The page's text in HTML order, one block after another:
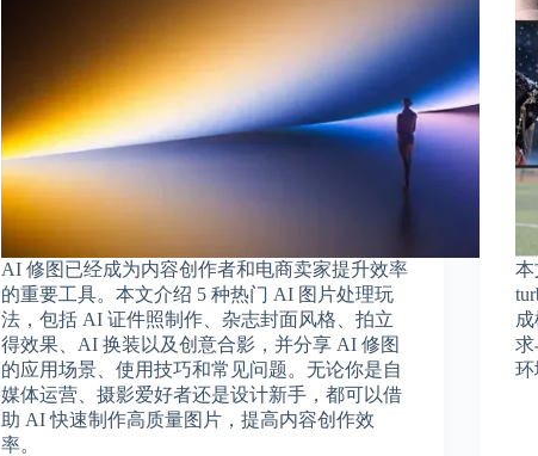
AI 修图已经成为内容创作者和电商卖家提升效率
的重要工具。本文介绍 5 种热门 AI 图片处理玩
法，包括 AI 证件照制作、杂志封面风格、拍立
得效果、AI 换装以及创意合影，并分享 AI 修图
的应用场景、使用技巧和常见问题。无论你是自
媒体运营、摄影爱好者还是设计新手，都可以借
助 AI 快速制作高质量图片，提高内容创作效
率。
本
求
环